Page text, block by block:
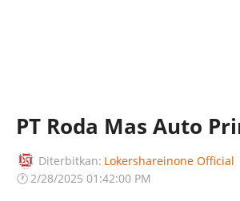
PT Roda Mas Auto
Diterbitkan: Lokershareinone Official
🕐2/28/2025 01:42:00 PM